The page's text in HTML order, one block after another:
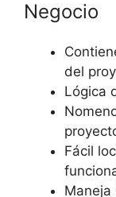
Negocio
del
Lógica
Fácil
Maneja